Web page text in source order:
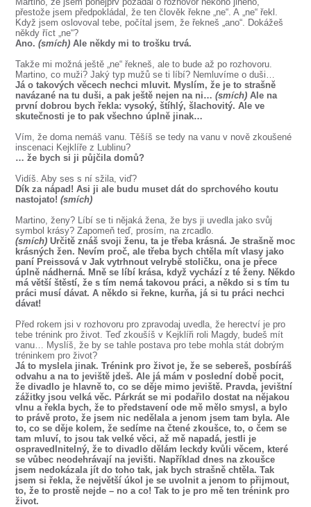
přestože jsem předpokládal, že ten člověk řekne „ne“. A „ne“ řekl.
Když jsem oslovoval tebe, počítal jsem, že řekneš „ano“. Dokážeš
někdy říct „ne“?
Ano.(smích) Ale někdy mi to trošku trvá.
Takže mi možná ještě „ne“ řekneš, ale to bude až po rozhovoru.
Martino, co muži? Jaký typ mužů se ti líbí? Nemluvíme o duši…
Já o takových věcech nechci mluvit. Myslím, že je to strašně
navázané na tu duši, a pak ještě nejen na ni…(smích)Ale na
první dobrou bych řekla: vysoký, štíhlý, šlachovitý. Ale ve
skutečnosti je to pak všechno úplně jinak…
Vím, že doma nemáš vanu. Těšíš se tedy na vanu v nově zkoušené
inscenaci Kejklíře z Lublinu?
… že bych si ji půjčila domů?
Vidíš. Aby ses s ní sžila, viď?
Dík za nápad! Asi ji ale budu muset dát do sprchového koutu
nastojato!(smích)
Martino, ženy? Líbí se ti nějaká žena, že bys ji uvedla jako svůj
symbol krásy? Zapomeň teď, prosím, na zrcadlo.
(smích)Určitě znáš svoji ženu, ta je třeba krásná. Je strašně moc
krásných žen. Nevím proč, ale třeba bych chtěla mít vlasy jako
paní Preissová v Jak vytrhnout velrybě stoličku, ona je přece
úplně nádherná. Mně se líbí krása, když vychází z té ženy. Někdo
má větší štěstí, že s tím nemá takovou práci, a někdo si s tím tu
práci musí dávat. A někdo si řekne, kurňa, já si tu práci nechci
dávat!
Před rokem jsi v rozhovoru pro zpravodaj uvedla, že herectví je pro
tebe trénink pro život. Teď zkoušíš v Kejklíři roli Magdy, budeš mít
vanu… Myslíš, že by se tahle postava pro tebe mohla stát dobrým
tréninkem pro život?
Já to myslela jinak. Trénink pro život je, že se sebereš, posbíráš
odvahu a na to jeviště jdeš. Ale já mám v poslední době pocit,
že divadlo je hlavně to, co se děje mimo jeviště. Pravda, jevištní
zážitky jsou velká věc. Párkrát se mi podařilo dostat na nějakou
vlnu a řekla bych, že to představení ode mě mělo smysl, a bylo
to právě proto, že jsem nic nedělala a jenom jsem tam byla. Ale
to, co se děje kolem, že sedíme na čtené zkoušce, to, o čem se
tam mluví, to jsou tak velké věci, až mě napadá, jestli je
ospravedlnitelný, že to divadlo dělám leckdy kvůli věcem, které
se vůbec neodehrávají na jevišti. Například dnes na zkoušce
jsem nedokázala jít do toho tak, jak bych strašně chtěla. Tak
jsem si řekla, že největší úkol je se uvolnit a jenom to přijmout,
to, že to prostě nejde – no a co! Tak to je pro mě ten trénink pro
život.